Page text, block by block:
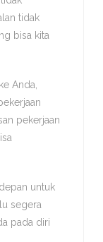
tidak
bisa kita
Anda,
pekerjaan
untuk
segera
pada diri